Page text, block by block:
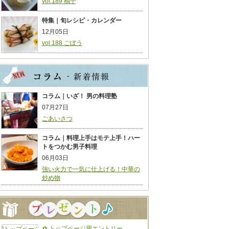
特集｜旬レシピ・カレンダー
12月05日
vol.188 ごぼう
コラム｜いざ！ 男の料理塾
07月27日
ごあいさつ
コラム｜料理上手はモテ上手！ハー
トをつかむ男子料理
06月03日
強い火力で一気に仕上げる！中華の
炒め物